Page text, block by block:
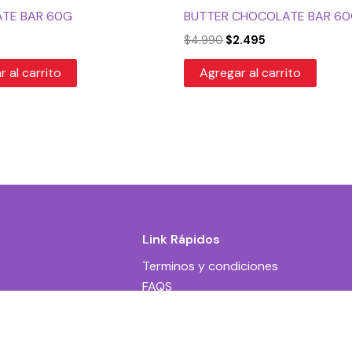
BAR 60G
al carrito
BUTTER CHOCOLATE BAR
$4.990 $2.495
Agregar al carrito
Link Rápidos
Terminos y condiciones
FAQS